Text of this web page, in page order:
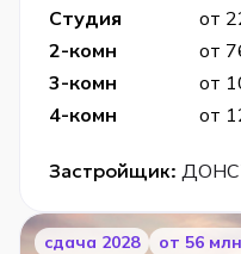
Студия от
2-комн
от
3-комн
от
4-комн
от
Застройщик:
cдача 2028 от 56